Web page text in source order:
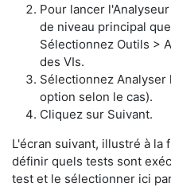
Pour lancer
de niveau principal
Sélectionnez Outils >
des VIs.
Sélectionnez Analyser
option selon le cas).
Cliquez sur Suivant.
​L'écran suivant, illustré à la
définir quels tests sont
test et le sélectionner ici